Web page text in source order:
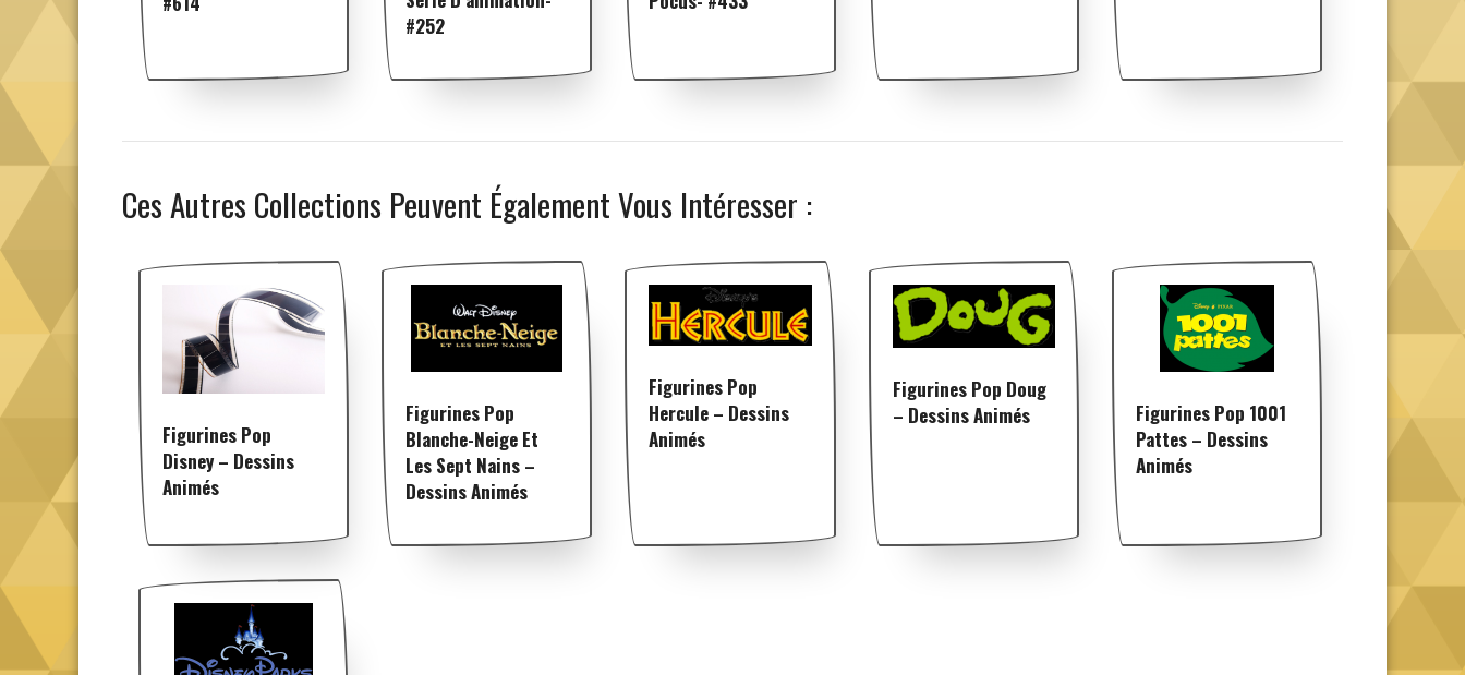
#252
Ces Autres Collections Peuvent Également Vous Intéresser :
Figurines Pop
Disney – Dessins
Animés
Figurines Pop
Blanche-Neige Et
Les Sept Nains –
Dessins Animés
Figurines Pop
Hercule – Dessins
Animés
Figurines Pop Doug
– Dessins Animés
Figurines Pop 1001
Pattes – Dessins
Animés